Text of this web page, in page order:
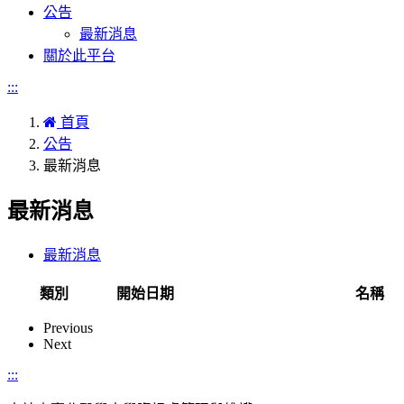
公告
最新消息
關於此平台
:::
首頁
公告
最新消息
最新消息
最新消息
類別 開始日期 名稱
Previous
Next
:::